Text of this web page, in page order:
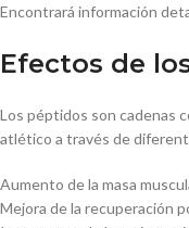
Encontrará información
Efectos de
Los péptidos son cadenas
atlético a través de
Aumento de la masa
Mejora de la recuperación